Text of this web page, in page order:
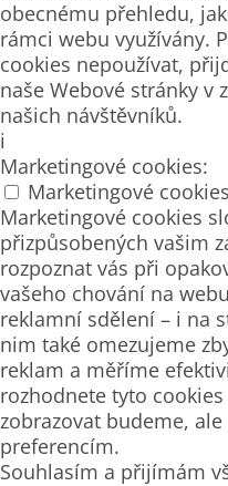
obecnému přehledu,
rámci webu využívány.
cookies nepoužívat,
naše Webové stránky v
našich návštěvníků.
i
Marketingové cookies:
Marketingové cookies
Marketingové cookies
přizpůsobených vašim
rozpoznat vás při
vašeho chování na
reklamní sdělení – i na
nim také omezujeme
reklam a měříme
rozhodnete tyto
zobrazovat budeme,
preferencím.
Souhlasím a přijímám